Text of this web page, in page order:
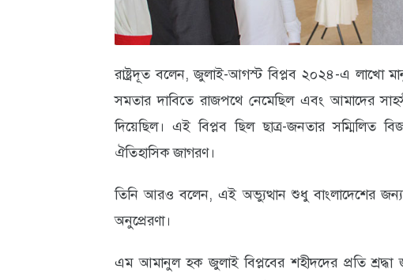
রাষ্ট্রদূত বলেন, জুলাই-আগস্ট বিপ্লব ২০২৪-এ লাখো
সমতার দাবিতে রাজপথে নেমেছিল এবং আমাদের
দিয়েছিল। এই বিপ্লব ছিল ছাত্র-জনতার সম্মিলিত
ঐতিহাসিক জাগরণ।
তিনি আরও বলেন, এই অভ্যুত্থান শুধু বাংলাদেশের জন্য
অনুপ্রেরণা।
এম আমানুল হক জুলাই বিপ্লবের শহীদদের প্রতি শ্রদ্ধা